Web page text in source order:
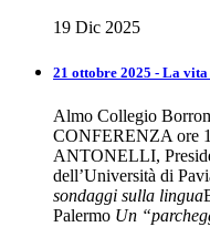
19 Dic 2025
21 ottobre 2025 - La
Almo Collegio
CONFERENZA ore
ANTONELLI,
dell’Università di
sondaggi sulla lingua
Palermo Un